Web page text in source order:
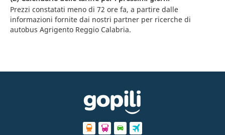
Prezzi constatati meno di 72 ore fa, a partire dalle
informazioni fornite dai nostri partner per ricerche di
autobus Agrigento Reggio Calabria.